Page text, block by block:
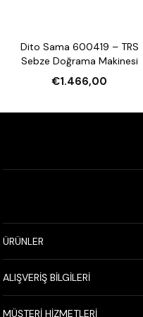
Dito Sama 600419 – TRS
Sebze Doğrama Makinesi
€1.466,00
ÜRÜNLER
ALIŞVERİŞ BİLGİLERİ
MÜŞTERİ HİZMETLERİ